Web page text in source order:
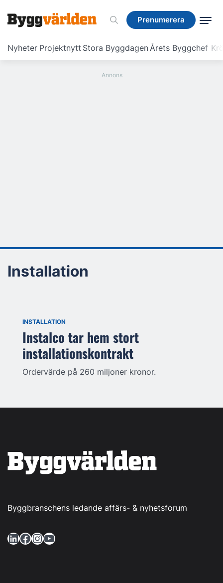
Prenumerera
Nyheter Projektnytt Stora ByggdagenÅrets Byggchef
Prenumerera
Installation
INSTALLATION
Instalco tar hem stort
installationskontrakt
Ordervärde på 260 miljoner kronor.
Byggbranschens ledande affärs- & nyhetsforum
LinkedIn Facebook InstagramYouTube